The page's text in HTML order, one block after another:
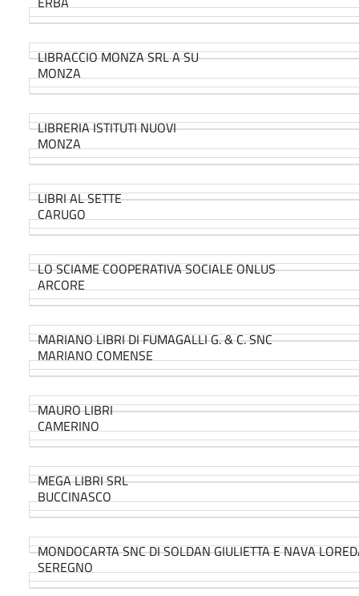
LIBRACCIO MONZA SRL A SU
MONZA
LIBRERIA ISTITUTI NUOVI
MONZA
LIBRI AL SETTE
CARUGO
LO SCIAME COOPERATIVA SOCIALE ONLUS
ARCORE
MARIANO LIBRI DI FUMAGALLI G. & C. SNC
MARIANO COMENSE
MAURO LIBRI
CAMERINO
MEGA LIBRI SRL
BUCCINASCO
MONDOCARTA SNC DI SOLDAN GIULIETTA E NAVA
SEREGNO